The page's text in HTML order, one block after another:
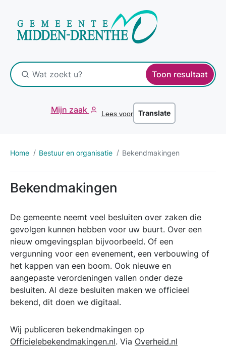
Toon resultaat
Mijn zaak Lees voor Translate
Home Bestuur en organisatie Bekendmakingen
Bekendmakingen
De gemeente neemt veel besluiten over zaken die
gevolgen kunnen hebben voor uw buurt. Over een
nieuw omgevingsplan bijvoorbeeld. Of een
vergunning voor een evenement, een verbouwing of
het kappen van een boom. Ook nieuwe en
aangepaste verordeningen vallen onder deze
besluiten. Al deze besluiten maken we officieel
bekend, dit doen we digitaal.
Wij publiceren bekendmakingen op
Officielebekendmakingen.nl. Via Overheid.nl